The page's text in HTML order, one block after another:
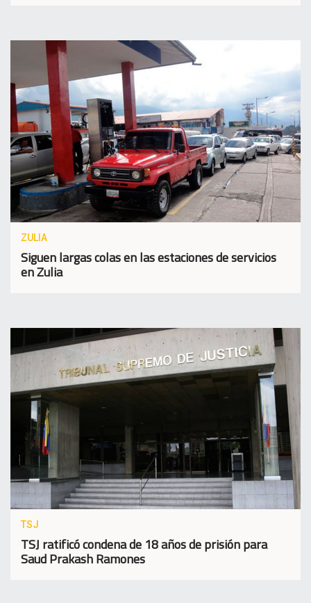
ZULIA
Siguen largas colas en las estaciones de servicios
en Zulia
TSJ
TSJ ratificó condena de 18 años de prisión para
Saud Prakash Ramones